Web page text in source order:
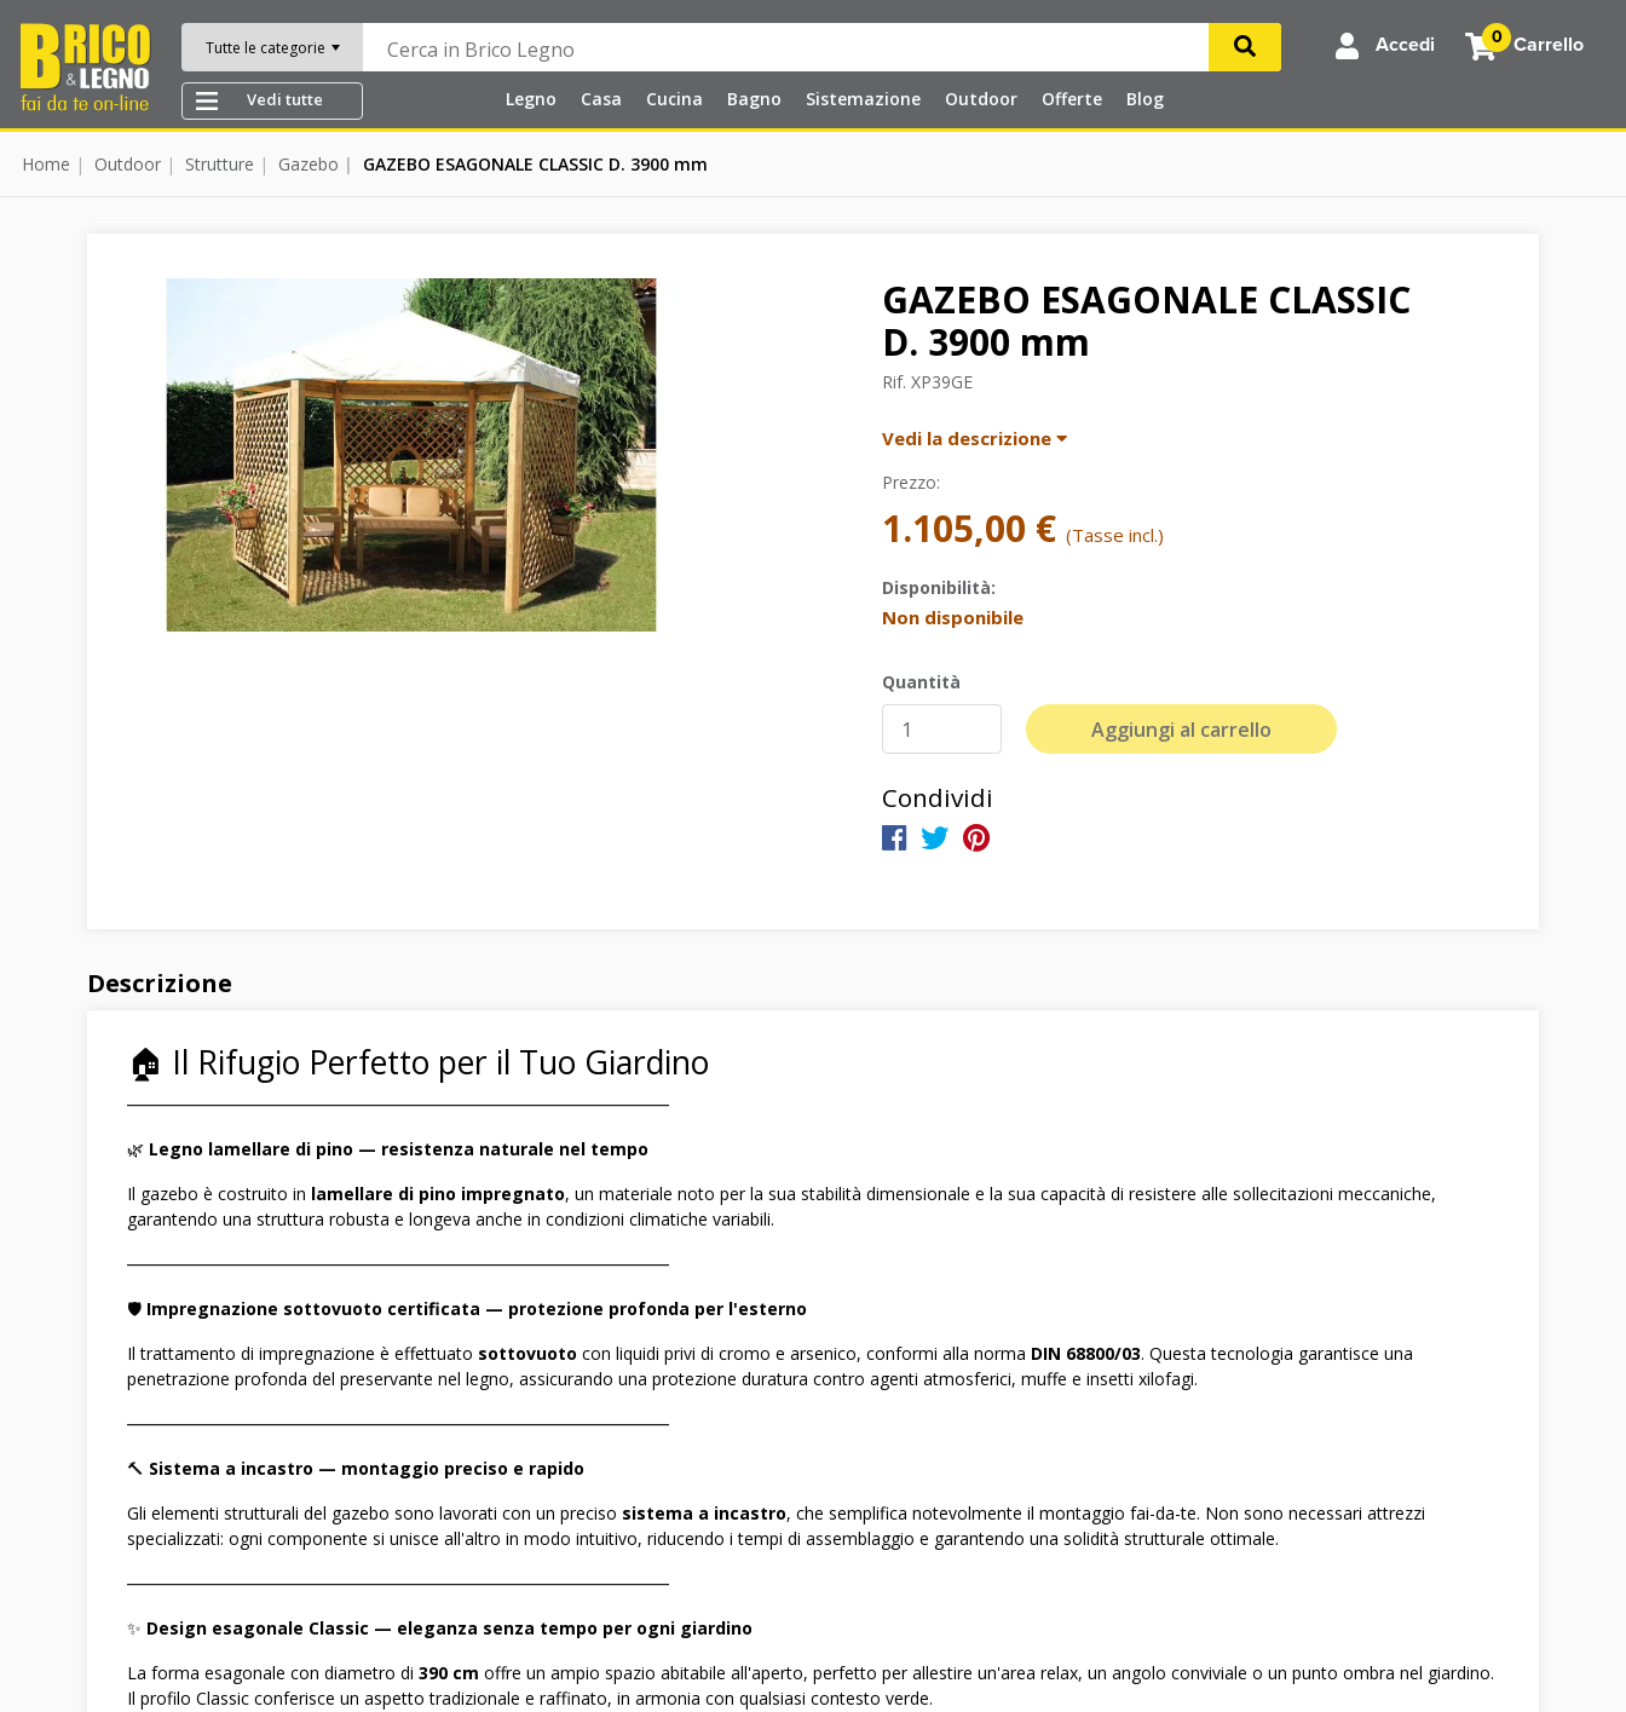
Tutte le categorie
Vedi tutte Legno Casa Cucina Bagno Sistemazione Outdoor Offerte Blog
Carrello
0
Accedi
Home Outdoor Strutture Gazebo GAZEBO ESAGONALE CLASSIC D. 3900 mm
GAZEBO ESAGONALE CLASSIC
D. 3900 mm
Rif. XP39GE
Vedi la descrizione
Prezzo:
1.105,00 € (Tasse incl.)
Disponibilità:
Non disponibile
Quantità
Aggiungi al carrello
Condividi
Descrizione
🏠 Il Rifugio Perfetto per il Tuo Giardino
――――――――――――――――――――――――――――――――
🌿 Legno lamellare di pino — resistenza naturale nel tempo
Il gazebo è costruito in lamellare di pino impregnato, un materiale noto per la sua stabilità dimensionale e la sua capacità di resistere alle sollecitazioni meccaniche,
garantendo una struttura robusta e longeva anche in condizioni climatiche variabili.
――――――――――――――――――――――――――――――――
🛡️ Impregnazione sottovuoto certificata — protezione profonda per l'esterno
Il trattamento di impregnazione è effettuato sottovuoto con liquidi privi di cromo e arsenico, conformi alla norma DIN 68800/03. Questa tecnologia garantisce una
penetrazione profonda del preservante nel legno, assicurando una protezione duratura contro agenti atmosferici, muffe e insetti xilofagi.
――――――――――――――――――――――――――――――――
🔨 Sistema a incastro — montaggio preciso e rapido
Gli elementi strutturali del gazebo sono lavorati con un preciso sistema a incastro, che semplifica notevolmente il montaggio fai-da-te. Non sono necessari attrezzi
specializzati: ogni componente si unisce all'altro in modo intuitivo, riducendo i tempi di assemblaggio e garantendo una solidità strutturale ottimale.
――――――――――――――――――――――――――――――――
✨ Design esagonale Classic — eleganza senza tempo per ogni giardino
La forma esagonale con diametro di 390 cm offre un ampio spazio abitabile all'aperto, perfetto per allestire un'area relax, un angolo conviviale o un punto ombra nel giardino.
Il profilo Classic conferisce un aspetto tradizionale e raffinato, in armonia con qualsiasi contesto verde.